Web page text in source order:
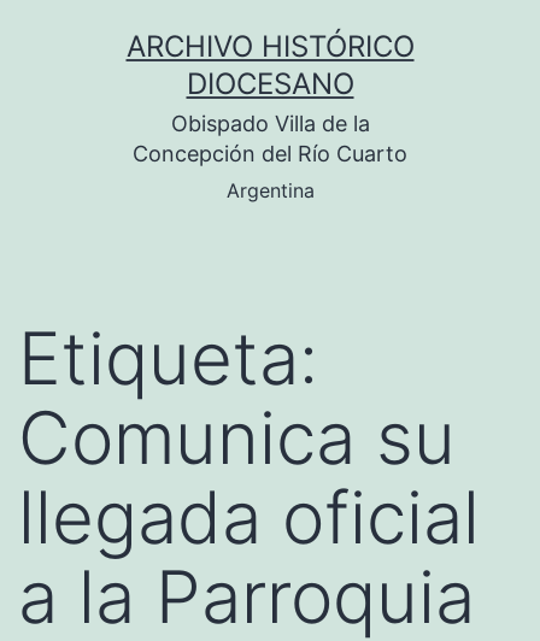
ARCHIVO HISTÓRICO
DIOCESANO
Obispado Villa de la
Concepción del Río Cuarto
Argentina
Etiqueta:
Comunica su
llegada oficial
a la Parroquia